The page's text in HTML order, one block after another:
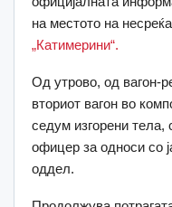
на местото на
„Катимерини“.
Од утрово, од вагон-
вториот вагон во
седум изгорени тела,
офицер за односи со
оддел.